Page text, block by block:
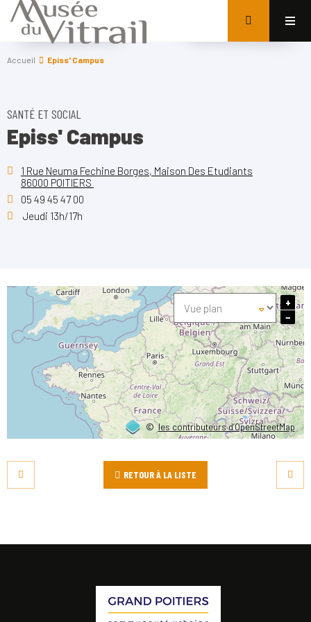
Accueil Episs' Campus
SANTÉ ET SOCIAL
Episs' Campus
1 Rue Neuma Fechine Borges, Maison Des Etudiants
86000 POITIERS
05 49 45 47 00
Jeudi 13h/17h
©les contributeurs d’OpenStreetMap
+
−
RETOUR À LA LISTE